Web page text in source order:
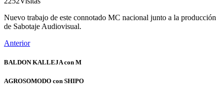
Nuevo trabajo de este connotado MC nacional junto a la producción
de Sabotaje Audiovisual.
Anterior
BALDON KALLEJA con M
AGROSOMODO con SHIPO